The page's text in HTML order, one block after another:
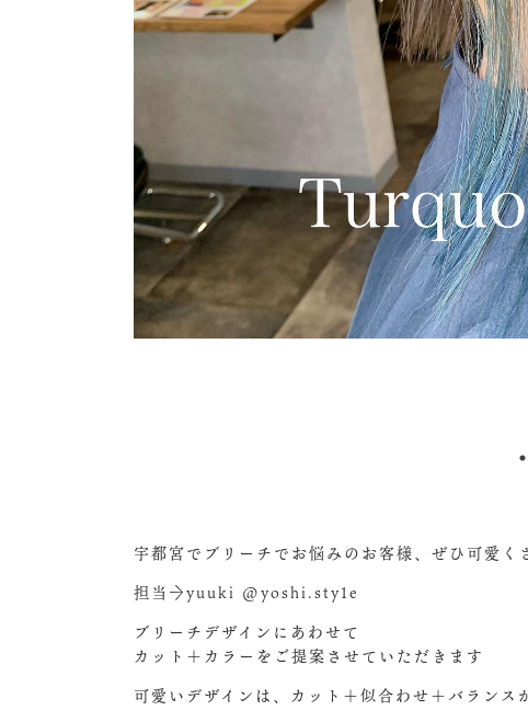
宇都宮でブリーチでお悩みのお客様、ぜひ可愛く
担当→yuuki @yoshi.sty1e
ブリーチデザインにあわせて
カット＋カラーをご提案させていただきます
可愛いデザインは、カット＋似合わせ＋バラン